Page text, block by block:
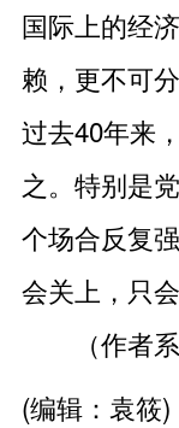
国际上的经
赖，更不可
过去40年来
之。特别是
个场合反复
会关上，只
（作者系
(编辑：袁筱)